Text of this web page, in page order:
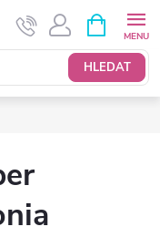
HLEDAT
NÁKUPNÍ
KOŠÍK